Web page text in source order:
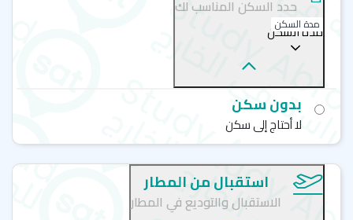
اليك افضل معاهد دراسة اللغة الانجليزية الاخرى في
مدينة مانشستر
كابلان - مانشستر - Kaplan international languages
إي أف فرست - مانشستر - EF Education First
إي سي - مانشستر - EC English
نيو كوليدج جروب -مانشستر - New College Group (ncg)
بيرلتز - مانشستر - Berlitz Language School
حدد السكن المناسب لك
مدة السكن
مدة السكن
بدون سكن
لا أحتاج إلى سكن
استقبال من المطار
الاستقبال والتوديع في المطار